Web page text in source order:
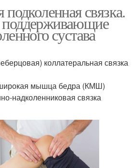
подколенная связка.
сустава
коллатеральная связка
мышца бедра (КМШ)
надколенниковая связка